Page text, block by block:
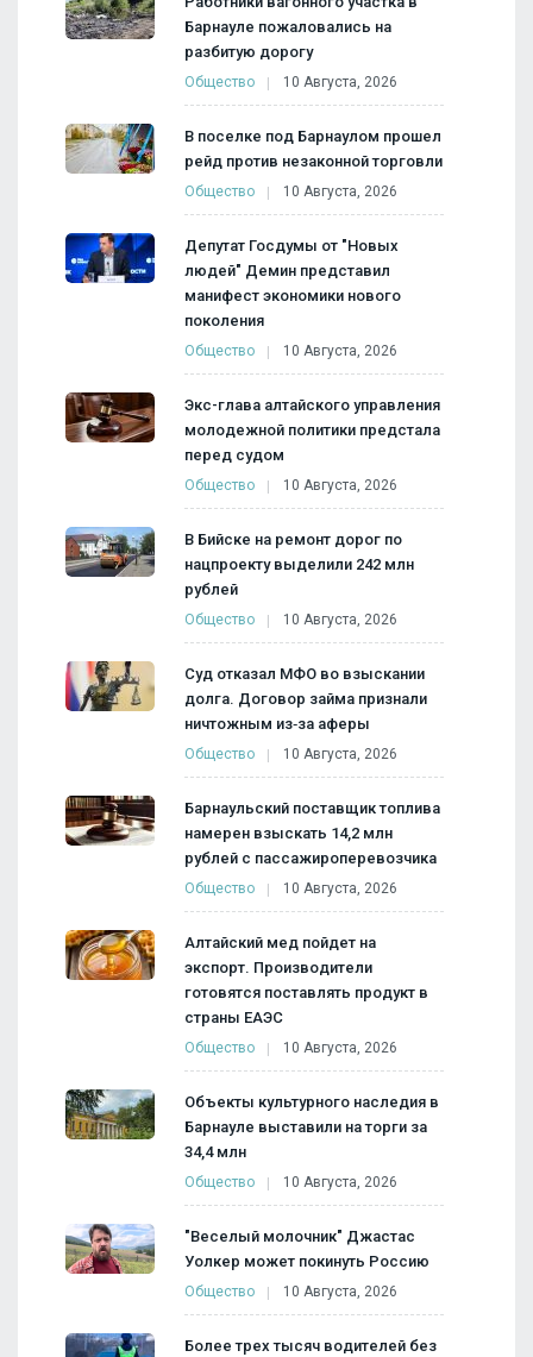
Барнауле пожаловались на
разбитую дорогу
Общество 10 Августа, 2026
В поселке под Барнаулом прошел
рейд против незаконной торговли
Общество 10 Августа, 2026
Депутат Госдумы от "Новых
людей" Демин представил
манифест экономики нового
поколения
Общество 10 Августа, 2026
Экс-глава алтайского управления
молодежной политики предстала
перед судом
Общество 10 Августа, 2026
В Бийске на ремонт дорог по
нацпроекту выделили 242 млн
рублей
Общество 10 Августа, 2026
Суд отказал МФО во взыскании
долга. Договор займа признали
ничтожным из‑за аферы
Общество 10 Августа, 2026
Барнаульский поставщик топлива
намерен взыскать 14,2 млн
рублей с пассажироперевозчика
Общество 10 Августа, 2026
Алтайский мед пойдет на
экспорт. Производители
готовятся поставлять продукт в
страны ЕАЭС
Общество 10 Августа, 2026
Объекты культурного наследия в
Барнауле выставили на торги за
34,4 млн
Общество 10 Августа, 2026
"Веселый молочник" Джастас
Уолкер может покинуть Россию
Общество 10 Августа, 2026
Более трех тысяч водителей без